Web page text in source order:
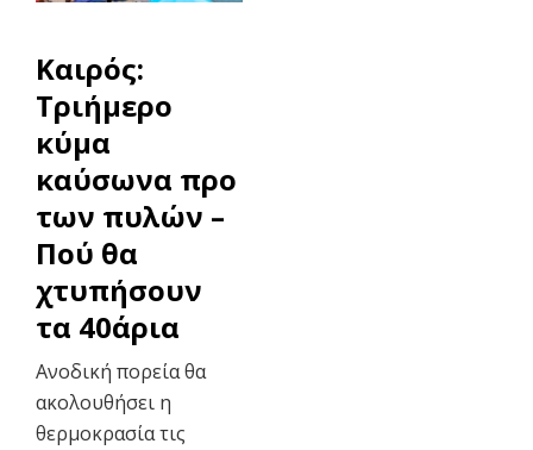
Καιρός:
Τριήμερο
κύμα
καύσωνα προ
των πυλών –
Πού θα
χτυπήσουν
τα 40άρια
Ανοδική πορεία θα
ακολουθήσει η
θερμοκρασία τις